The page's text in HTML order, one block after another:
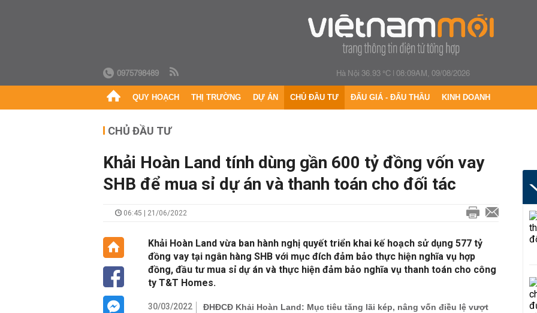
0975798489 Hà Nội 36.93 °C|08:09AM, 09/08/2026
QUY HOẠCH THỊ TRƯỜNG DỰ ÁN CHỦ ĐẦU TƯ ĐẤU GIÁ - ĐẤU THẦU KINH DOANH
CHỦ ĐẦU TƯ
Khải Hoàn Land tính dùng gần 600 tỷ đồng vốn vay
SHB để mua sỉ dự án và thanh toán cho đối tác
06:45 | 21/06/2022
Khải Hoàn Land vừa ban hành nghị quyết triển khai kế hoạch sử dụng 577 tỷ
đồng vay tại ngân hàng SHB với mục đích đảm bảo thực hiện nghĩa vụ hợp
đồng, đầu tư mua sỉ dự án và thực hiện đảm bảo nghĩa vụ thanh toán cho công
ty T&T Homes.
30/03/2022
ĐHĐCĐ Khải Hoàn Land: Mục tiêu tăng lãi kép, nâng vốn điều lệ vượt